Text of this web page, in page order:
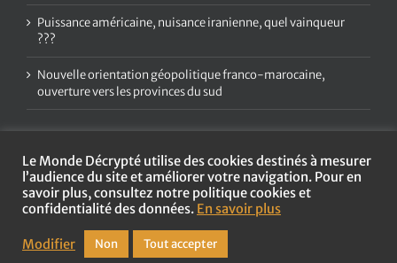
Puissance américaine, nuisance iranienne, quel vainqueur
???
Nouvelle orientation géopolitique franco-marocaine,
ouverture vers les provinces du sud
Copyright2026 Le Monde Décrypté | Tous droits réservés |
légales et politique de confidentialité
Le Monde Décrypté utilise des cookies destinés à mesurer
l’audience du site et améliorer votre navigation. Pour en
savoir plus, consultez notre politique cookies et
confidentialité des données. En savoir plus
Modifier Non Tout accepter